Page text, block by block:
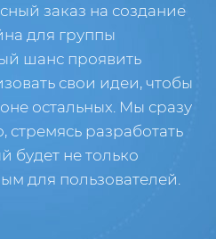
заказ на создание
для группы
шанс проявить
свои идеи, чтобы
остальных. Мы сразу
стремясь разработать
будет не только
для пользователей.